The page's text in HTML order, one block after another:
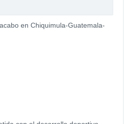
en Chiquimula-Guatemala-